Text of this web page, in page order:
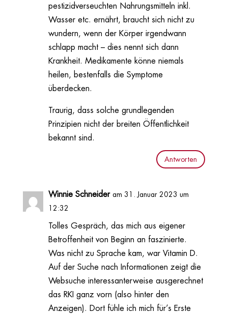
pestizidverseuchten Nahrungsmitteln inkl.
Wasser etc. ernährt, braucht sich nicht zu
wundern, wenn der Körper irgendwann
schlapp macht – dies nennt sich dann
Krankheit. Medikamente könne niemals
heilen, bestenfalls die Symptome
überdecken.
Traurig, dass solche grundlegenden
Prinzipien nicht der breiten Öffentlichkeit
bekannt sind.
Antworten
Winnie Schneider am 31. Januar 2023 um
12:32
Tolles Gespräch, das mich aus eigener
Betroffenheit von Beginn an faszinierte.
Was nicht zu Sprache kam, war Vitamin D.
Auf der Suche nach Informationen zeigt die
Websuche interessanterweise ausgerechnet
das RKI ganz vorn (also hinter den
Anzeigen). Dort fühle ich mich für’s Erste